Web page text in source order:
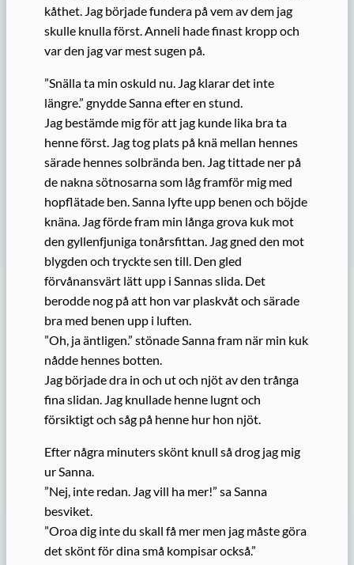
kåthet. Jag började fundera på vem av dem jag
skulle knulla först. Anneli hade finast kropp och
var den jag var mest sugen på.
”Snälla ta min oskuld nu. Jag klarar det inte
längre.” gnydde Sanna efter en stund.
Jag bestämde mig för att jag kunde lika bra ta
henne först. Jag tog plats på knä mellan hennes
särade hennes solbrända ben. Jag tittade ner på
de nakna sötnosarna som låg framför mig med
hopflätade ben. Sanna lyfte upp benen och böjde
knäna. Jag förde fram min långa grova kuk mot
den gyllenfjuniga tonårsfittan. Jag gned den mot
blygden och tryckte sen till. Den gled
förvånansvärt lätt upp i Sannas slida. Det
berodde nog på att hon var plaskvåt och särade
bra med benen upp i luften.
”Oh, ja äntligen.” stönade Sanna fram när min kuk
nådde hennes botten.
Jag började dra in och ut och njöt av den trånga
fina slidan. Jag knullade henne lugnt och
försiktigt och såg på henne hur hon njöt.
Efter några minuters skönt knull så drog jag mig
ur Sanna.
”Nej, inte redan. Jag vill ha mer!” sa Sanna
besviket.
”Oroa dig inte du skall få mer men jag måste göra
det skönt för dina små kompisar också.”